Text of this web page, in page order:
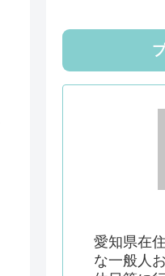
愛知県在
な一般人